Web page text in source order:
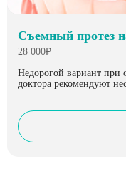
Съемный протез
28 000₽
Недорогой вариант при
доктора рекомендуют